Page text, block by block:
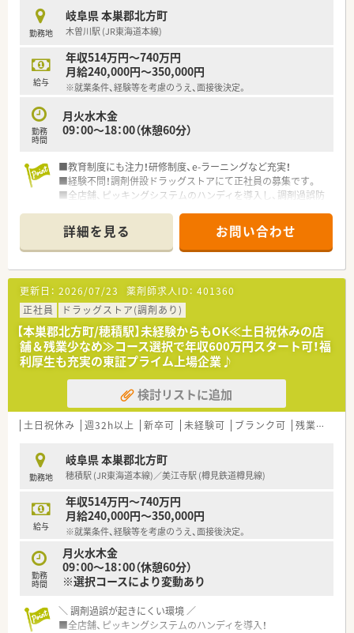
です。
■複数の医療事務が配置されており、1人薬剤師の店舗であって
もミスを防ぐチェック体制が整っているため精神的な負担が軽
減されます。
■畳の休憩室が完備されるなど従業員想いの空間づくりがなさ
れており、スタッフ同士がリラックスして過ごせる良好な雰囲気
です。
【こんな取り組みをしています】
■調剤過誤を防止するために全店舗へピッキングシステムのハ
ます。
■OTC領域について深く学ぶため、配属店舗のエリア内で3ヶ月
程度のドラッグ研修を実施し、総合的な知識の習得を支援してい
剤師としての継続的なスキルアップを全面的にバックアップい
たします。
勤務地
岐阜県 本巣郡北方町
木曽川駅 (JR東海道本線)
給与
年収514万円～740万円
月給240,000円～350,000円
※就業条件、経験等を考慮のうえ、面接後決定。
勤務
時間
月火水木金
09：00～18：00（休憩60分）
■教育制度にも注力！研修制度、e-ラーニングなど充実！
■経験不問！調剤併設ドラッグストアにて正社員の募集です。
■全店舗、ピッキングシステムのハンディを導入し、調剤過誤防
■勤務時間・給与を3/4にし、正社員として勤務できる「スリーク
オーター社員」という制度あり！子育て中のママ薬剤師さんにも
お勧め！
■OTC販売に携わりたい方にもお勧め！OTC薬販売の際に処方箋
を持ってきていただくよう声をかけ、薬剤師さん自身が調剤業務
により専念できるよう、働きかけています。
■東海以外にも出店している東証プライム上場の企業で、福利厚
生が整っています。
詳細を見る お問い合わせ
更新日： 2026/07/23 薬剤師求人ID： 401360
正社員
ドラッグストア(調剤あり)
【本巣郡北方町/穂積駅】未経験からもOK≪土日祝休みの店
舗＆残業少なめ≫コース選択で年収600万円スタート可！福
利厚生も充実の東証プライム上場企業♪
検討リストに追加
土日祝休み 週32h以上 新卒可 未経験可 ブランク可 残業なし(ほぼなし含む)
勤務地
岐阜県 本巣郡北方町
穂積駅 (JR東海道本線)／美江寺駅 (樽見鉄道樽見線)
給与
年収514万円～740万円
月給240,000円～350,000円
※就業条件、経験等を考慮のうえ、面接後決定。
勤務
時間
月火水木金
09：00～18：00（休憩60分）
※選択コースにより変動あり
＼ 調剤過誤が起きにくい環境 ／
■全店舗、ピッキングシステムのハンディを導入！